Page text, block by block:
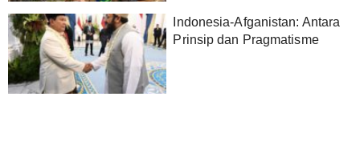
Indonesia-Afganistan: Antara
Prinsip dan Pragmatisme